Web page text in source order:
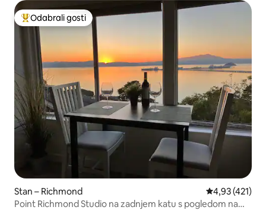
Među najviše rangiranima s oznakom „Odabrali gosti”
Odabrali gosti
Stan – Richmond Prosječna
4,93 (421)
Point Richmond Studio na zadnjem katu s pogledom na